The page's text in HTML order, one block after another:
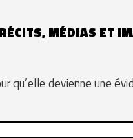
MÉDIAS ET
qu’elle devienne une